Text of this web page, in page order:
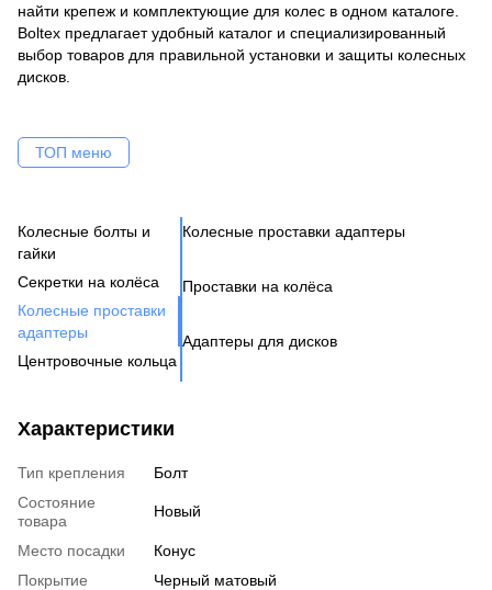
найти крепеж и комплектующие для колес в одном каталоге.
Boltex предлагает удобный каталог и специализированный
выбор товаров для правильной установки и защиты колесных
дисков.
ТОП меню
Колесные болты и
гайки
Секретки на колёса
Колесные проставки
адаптеры
Центровочные кольца
давления
Колесные проставки адаптеры
Проставки на колёса
Адаптеры для дисков
Характеристики
Тип крепления
Болт
Состояние
товара
Новый
Место посадки
Конус
Покрытие
Черный матовый